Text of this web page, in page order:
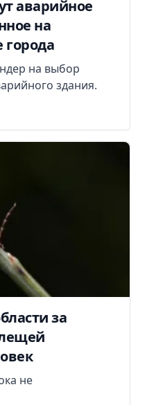
аварийное
на
города
на выбор
здания.
за
не